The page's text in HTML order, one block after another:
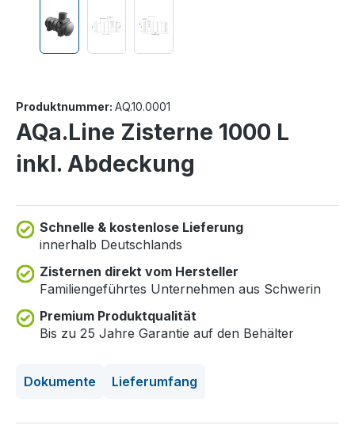
Produktnummer: AQ.10.0001
AQa.Line Zisterne 1000 L
inkl. Abdeckung
Schnelle & kostenlose Lieferung
innerhalb Deutschlands
Zisternen direkt vom Hersteller
Familiengeführtes Unternehmen aus Schwerin
Premium Produktqualität
Bis zu 25 Jahre Garantie auf den Behälter
Dokumente Lieferumfang